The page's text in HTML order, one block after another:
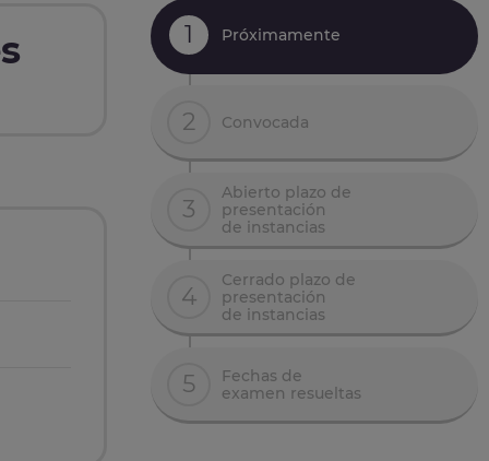
1 Próximamente
2 Convocada
3
Abierto plazo de
presentación
de instancias
4
Cerrado plazo de
presentación
de instancias
5
Fechas de
examen resueltas